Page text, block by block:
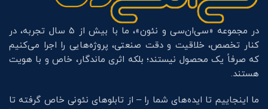
در مجموعه «سی‌ان‌سی و نئون»، ما با بیش از ۵ سال تجربه، در
کنار تخصص، خلاقیت و دقت صنعتی، پروژه‌هایی را اجرا می‌کنیم
که صرفاً یک محصول نیستند؛ بلکه اثری ماندگار، خاص و با هویت
هستند.
ما اینجاییم تا ایده‌های شما را – از تابلوهای نئونی خاص گرفته تا